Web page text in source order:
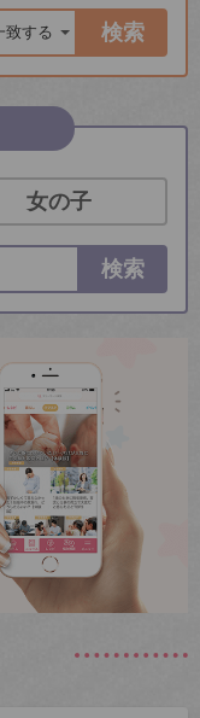
検索
女の子
検索